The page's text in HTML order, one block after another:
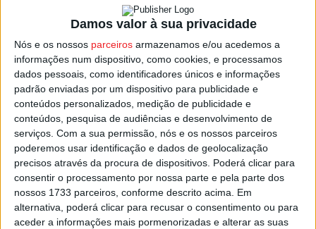
Damos valor à sua privacidade
Nós e os nossos parceiros armazenamos e/ou acedemos a
informações num dispositivo, como cookies, e processamos
dados pessoais, como identificadores únicos e informações
padrão enviadas por um dispositivo para publicidade e
conteúdos personalizados, medição de publicidade e
conteúdos, pesquisa de audiências e desenvolvimento de
serviços. Com a sua permissão, nós e os nossos parceiros
poderemos usar identificação e dados de geolocalização
precisos através da procura de dispositivos. Poderá clicar para
consentir o processamento por nossa parte e pela parte dos
nossos 1733 parceiros, conforme descrito acima. Em
alternativa, poderá clicar para recusar o consentimento ou para
aceder a informações mais pormenorizadas e alterar as suas
, treinador do Académico de Viseu, e
, técnico do Arouca, aproveitaram para rodar as
equipas e dar minutos a jogadores menos utilizados.
O Académico de Viseu volta a jogar este sábado, em
Cinfães, pelas 16:00, em jogo de cariz solidário, já que
toda a receita da partida vai reverter a favor da equipa
que compete na Divisão de Honra da Associação de
Futebol de Viseu.
Esta e outras notícias para ouvir na Estação Diária – 96.8
FM ou em www.968.fm.